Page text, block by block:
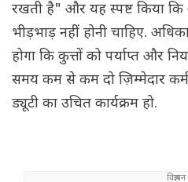
रखती है" और यह स्पष्ट किया
भीड़भाड़ नहीं होनी चाहिए.
होगा कि कुत्तों को पर्याप्त और
समय कम से कम दो ज़िम्मेदार
ड्यूटी का उचित कार्यक्रम हो.